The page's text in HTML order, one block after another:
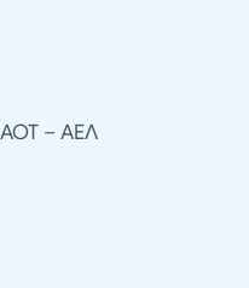
ΑΟΤ – ΑΕΛ